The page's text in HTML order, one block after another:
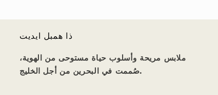
ذا همبل ايديت
ملابس مريحة وأسلوب حياة مستوحى من الهوية،
صُممت في البحرين من أجل الخليج.